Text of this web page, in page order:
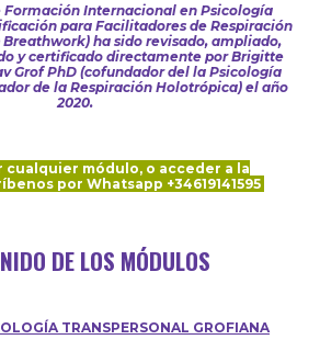
Formación Internacional en Psicología
para Facilitadores de Respiración
ha sido revisado, ampliado,
y certificado directamente por Brigitte
Grof PhD (cofundador del la Psicología
de la Respiración Holotrópica) el año
2020.
cualquier módulo, o acceder a la
por Whatsapp +34619141595
DE LOS MÓDULOS
TRANSPERSONAL GROFIANA